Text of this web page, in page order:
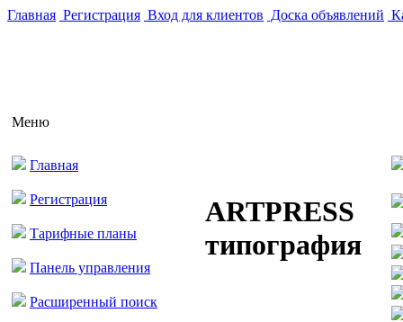
Главная Регистрация Вход для клиентов Доска объявлений
Меню
Главная
Регистрация
Тарифные планы
Панель управления
Расширенный поиск
ARTPRESS
типография